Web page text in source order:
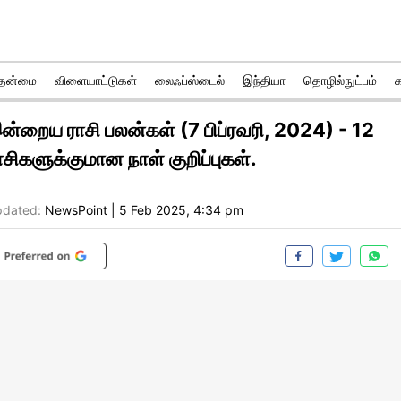
விளையாட்டுகள் லைஃப்ஸ்டைல் இந்தியா தொழில்நுட்பம்
ராசி பலன்கள் (7 பிப்ரவரி, 2024) - 12
நாள் குறிப்புகள்.
NewsPoint 5 Feb 2025, 4:34 pm